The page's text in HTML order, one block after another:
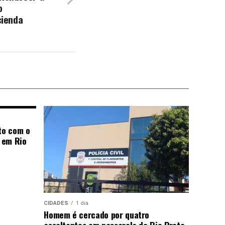
com o
Rio
CIDADES 1 dia
Homem é cercado por quatro